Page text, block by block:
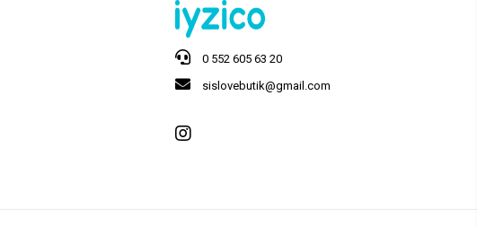
0 552 605 63 20
sislovebutik@gmail.com